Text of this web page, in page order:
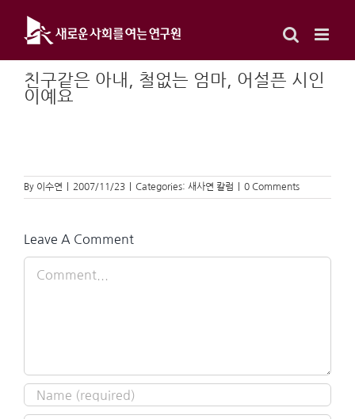
content
친구같은 아내, 철없는 엄마, 어설픈 시인
이예요
By 이수연 2007/11/23 Categories: 새사연 칼럼 0 Comments
Leave A Comment